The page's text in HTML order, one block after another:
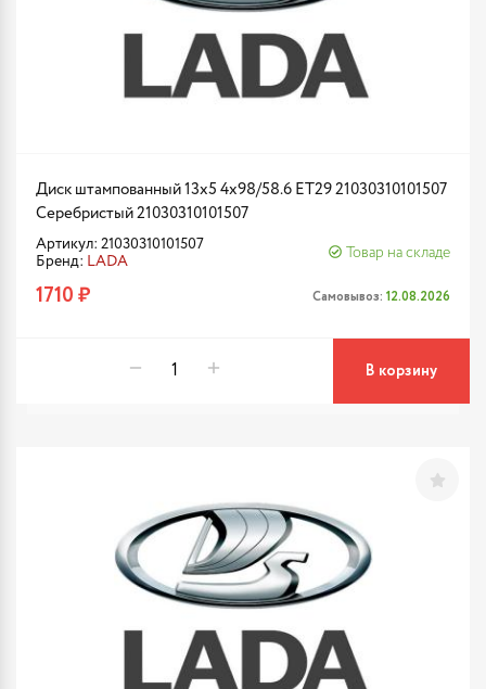
Диск штампованный 13x5 4x98/58.6 ET29 21030310101507
Серебристый 21030310101507
Артикул: 21030310101507
Бренд: LADA
Товар на складе
1710 ₽ Самовывоз: 12.08.2026
В корзину